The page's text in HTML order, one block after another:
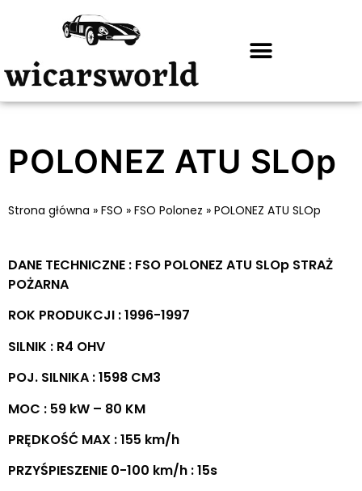
POLONEZ ATU SLOp
Strona główna » FSO » FSO Polonez » POLONEZ ATU SLOp
DANE TECHNICZNE : FSO POLONEZ ATU SLOp STRAŻ
POŻARNA
ROK PRODUKCJI : 1996-1997
SILNIK : R4 OHV
POJ. SILNIKA : 1598 CM3
MOC : 59 kW – 80 KM
PRĘDKOŚĆ MAX : 155 km/h
PRZYŚPIESZENIE 0-100 km/h : 15s